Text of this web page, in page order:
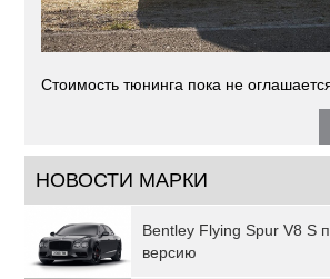
Стоимость тюнинга пока не
НОВОСТИ МАРКИ
Bentley Flying Spur V8 S
версию